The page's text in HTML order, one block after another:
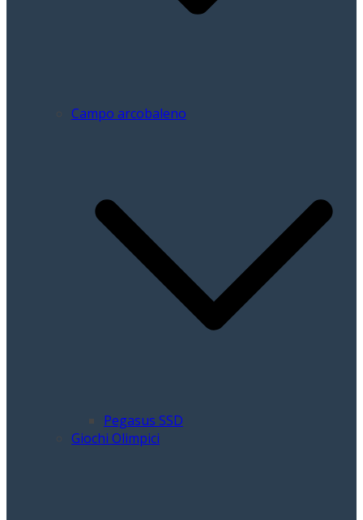
Campo arcobaleno
Pegasus SSD
Giochi Olimpici